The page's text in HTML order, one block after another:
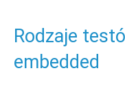
Rodzaje
embedded